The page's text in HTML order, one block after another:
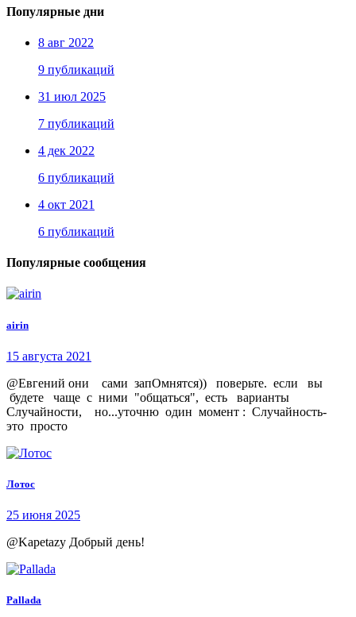
Популярные дни
8 авг 2022
9 публикаций
31 июл 2025
7 публикаций
4 дек 2022
6 публикаций
4 окт 2021
6 публикаций
Популярные сообщения
airin
15 августа 2021
@Евгений они сами запОмнятся)) поверьте. если вы
будете чаще с ними "общаться", есть варианты
Случайности, но...уточню один момент : Случайность-
это просто
Лотос
25 июня 2025
@Kapetazy Добрый день!
Pallada